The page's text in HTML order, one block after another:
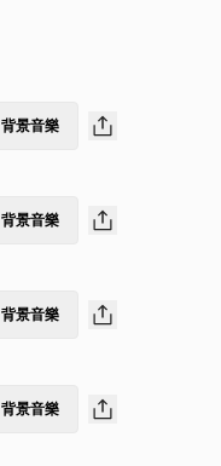
背景音樂
背景音樂
背景音樂
背景音樂